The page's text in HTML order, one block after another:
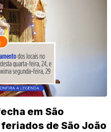
em São
de São João